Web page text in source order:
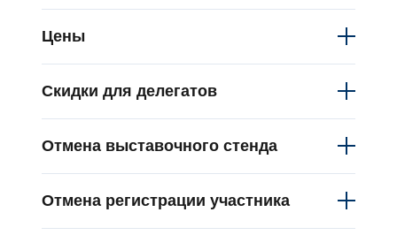
Цены
Скидки для делегатов
Отмена выставочного стенда
Отмена регистрации участника